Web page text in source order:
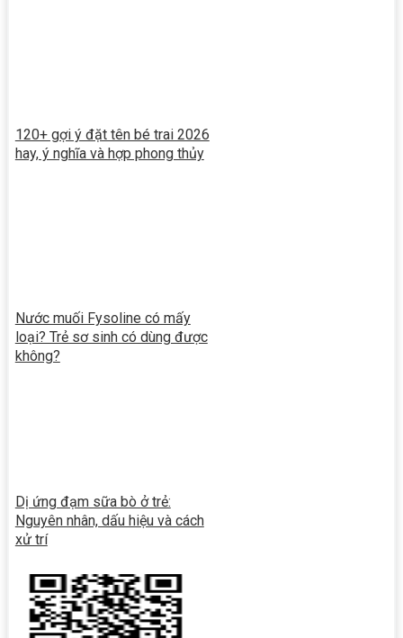
120+ gợi ý đặt tên bé trai 2026
hay, ý nghĩa và hợp phong thủy
Nước muối Fysoline có mấy
loại? Trẻ sơ sinh có dùng được
không?
Dị ứng đạm sữa bò ở trẻ:
Nguyên nhân, dấu hiệu và cách
xử trí